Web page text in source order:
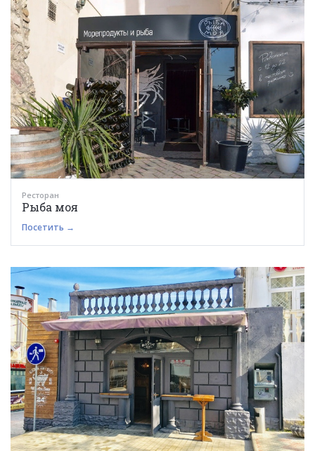
Ресторан
Рыба моя
Посетить →